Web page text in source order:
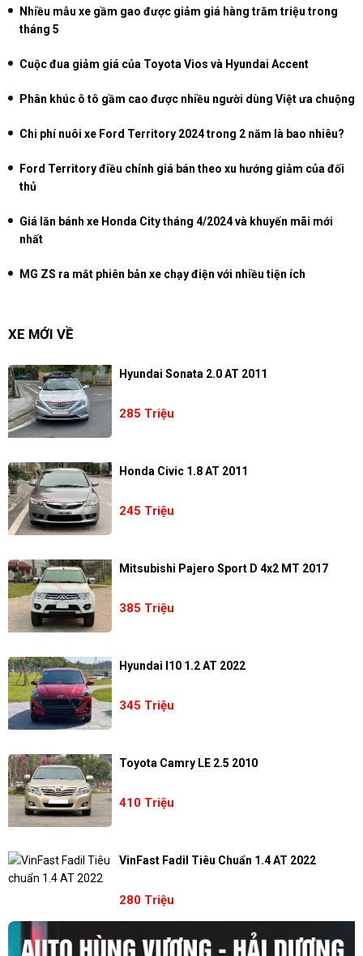
Nhiều mẫu xe gầm gao được giảm giá hàng trăm triệu trong
tháng 5
Cuộc đua giảm giá của Toyota Vios và Hyundai Accent
Phân khúc ô tô gầm cao được nhiều người dùng Việt ưa chuộng
Chi phí nuôi xe Ford Territory 2024 trong 2 năm là bao nhiêu?
Ford Territory điều chỉnh giá bán theo xu hướng giảm của đối
thủ
Giá lăn bánh xe Honda City tháng 4/2024 và khuyến mãi mới
nhất
MG ZS ra mắt phiên bản xe chạy điện với nhiều tiện ích
XE MỚI VỀ
Hyundai Sonata 2.0 AT 2011
285 Triệu
Honda Civic 1.8 AT 2011
245 Triệu
Mitsubishi Pajero Sport D 4x2 MT 2017
385 Triệu
Hyundai I10 1.2 AT 2022
345 Triệu
Toyota Camry LE 2.5 2010
410 Triệu
VinFast Fadil Tiêu Chuẩn 1.4 AT 2022
280 Triệu